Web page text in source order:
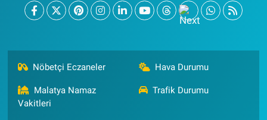
Nöbetçi Eczaneler Hava Durumu
Malatya Namaz
Vakitleri
Trafik Durumu